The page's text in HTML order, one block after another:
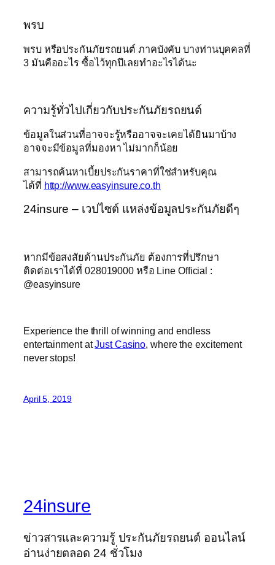
พรบ
พรบ หรือประกันภัยรถยนต์ ภาคบังคับ บางท่านบุคคลที่
3 มันคืออะไร ซื้อไว้ทุกปีเลยทำอะไรได้นะ
ความรู้ทั่วไปเกี่ยวกับประกันภัยรถยนต์
ข้อมูลในส่วนที่อาจจะรู้หรืออาจจะเคยได้ยินมาบ้าง
อาจจะมีข้อมูลที่มองหา ไม่มากก็น้อย
สามารถค้นหาเบี้ยประกันราคาที่ใช่สำหรับคุณ
ได้ที่ http://www.easyinsure.co.th
24insure – เวปไซต์ แหล่งข้อมูลประกันภัยดีๆ
หากมีข้อสงสัยด้านประกันภัย ต้องการที่ปรึกษา
ติดต่อเราได้ที่ 028019000 หรือ Line Official :
@easyinsure
Experience the thrill of winning and endless
entertainment atJust Casino, where the excitement
never stops!
April 5, 2019
24insure
ข่าวสารและความรู้ ประกันภัยรถยนต์ ออนไลน์
อ่านง่ายตลอด 24 ชั่วโมง